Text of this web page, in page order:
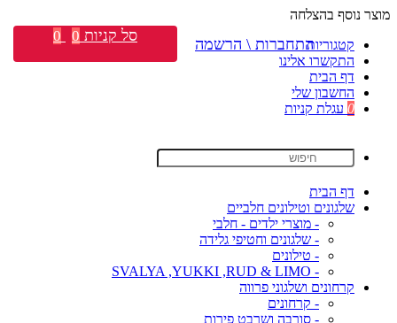
מוצר נוסף בהצלחה
קטגוריות
התקשרו אלינו
דף הבית
החשבון שלי
0 עגלת קניות
דף הבית
שלגונים וטילונים חלביים
- מוצרי ילדים - חלבי
- שלגונים וחטיפי גלידה
- טילונים
- SVALYA ,YUKKI ,RUD & LIMO
קרחונים ושלגוני פרווה
- קרחונים
- סורבה ושרבט פירות
התחברות \ הרשמה סל קניות 0
0